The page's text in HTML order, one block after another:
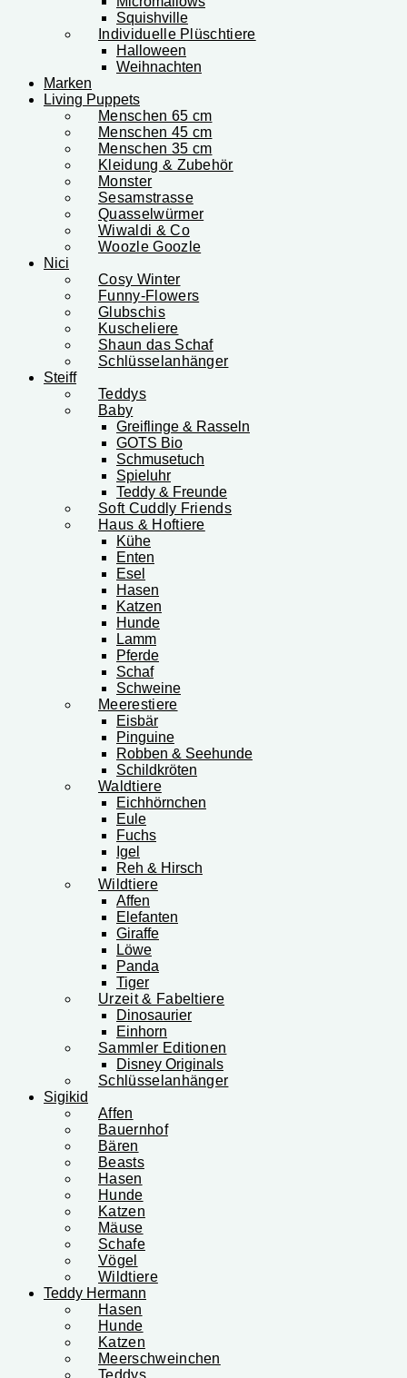
Squishville
Individuelle Plüschtiere
Halloween
Weihnachten
Marken
Living Puppets
Menschen 65 cm
Menschen 45 cm
Menschen 35 cm
Kleidung & Zubehör
Monster
Sesamstrasse
Quasselwürmer
Wiwaldi & Co
Woozle Goozle
Nici
Cosy Winter
Funny-Flowers
Glubschis
Kuscheliere
Shaun das Schaf
Schlüsselanhänger
Steiff
Teddys
Baby
Greiflinge & Rasseln
GOTS Bio
Schmusetuch
Spieluhr
Teddy & Freunde
Soft Cuddly Friends
Haus & Hoftiere
Kühe
Enten
Esel
Hasen
Katzen
Hunde
Lamm
Pferde
Schaf
Schweine
Meerestiere
Eisbär
Pinguine
Robben & Seehunde
Schildkröten
Waldtiere
Eichhörnchen
Eule
Fuchs
Igel
Reh & Hirsch
Wildtiere
Affen
Elefanten
Giraffe
Löwe
Panda
Tiger
Urzeit & Fabeltiere
Dinosaurier
Einhorn
Sammler Editionen
Disney Originals
Schlüsselanhänger
Sigikid
Affen
Bauernhof
Bären
Beasts
Hasen
Hunde
Katzen
Mäuse
Schafe
Vögel
Wildtiere
Teddy Hermann
Hasen
Hunde
Katzen
Meerschweinchen